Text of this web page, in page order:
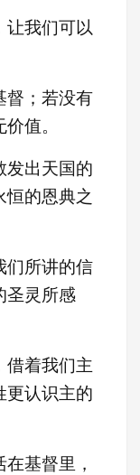
让我们可以
督；若没有
值。
发出天国的
的恩典之
们所讲的信
圣灵所感
借着我们主
更认识主的
基督里，